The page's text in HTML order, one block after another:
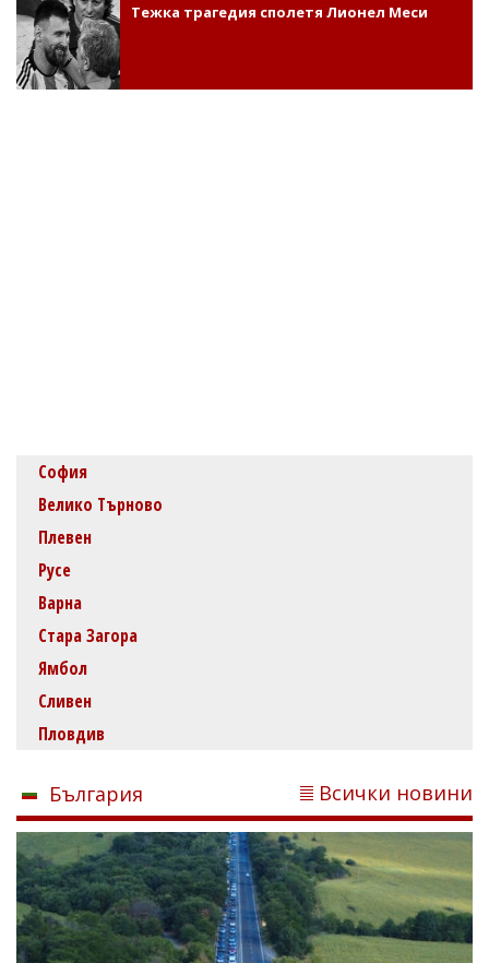
Тежка трагедия сполетя Лионел Меси
София
Велико Търново
Плевен
Русе
Варна
Стара Загора
Ямбол
Сливен
Пловдив
България Всички новини